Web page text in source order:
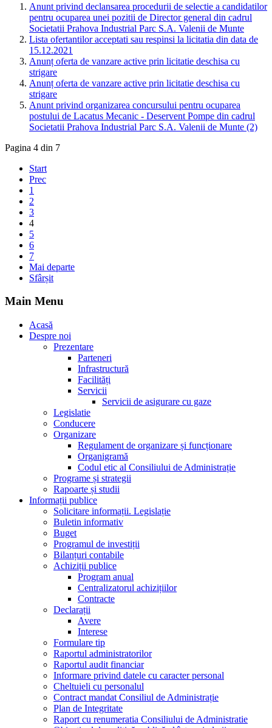
Anunt privind declansarea procedurii de selectie a candidatilor
pentru ocuparea unei pozitii de Director general din cadrul
Societatii Prahova Industrial Parc S.A. Valenii de Munte
Lista ofertantilor acceptati sau respinsi la licitatia din data de
15.12.2021
Anunț oferta de vanzare active prin licitatie deschisa cu
strigare
Anunț oferta de vanzare active prin licitatie deschisa cu
strigare
Anunt privind organizarea concursului pentru ocuparea
postului de Lacatus Mecanic - Deservent Pompe din cadrul
Societatii Prahova Industrial Parc S.A. Valenii de Munte (2)
Pagina 4 din 7
Start
Prec
1
2
3
4
5
6
7
Mai departe
Sfârșit
Main Menu
Acasă
Despre noi
Prezentare
Parteneri
Infrastructură
Facilități
Servicii
Servicii de asigurare cu gaze
Legislatie
Conducere
Organizare
Regulament de organizare și funcționare
Organigramă
Codul etic al Consiliului de Administrație
Programe și strategii
Rapoarte și studii
Informații publice
Solicitare informații. Legislație
Buletin informativ
Buget
Programul de investiții
Bilanțuri contabile
Achiziții publice
Program anual
Centralizatorul achizițiilor
Contracte
Declarații
Avere
Interese
Formulare tip
Raportul administratorilor
Raportul audit financiar
Informare privind datele cu caracter personal
Cheltuieli cu personalul
Contract mandat Consiliul de Administrație
Plan de Integritate
Raport cu renumeratia Consiliului de Administratie